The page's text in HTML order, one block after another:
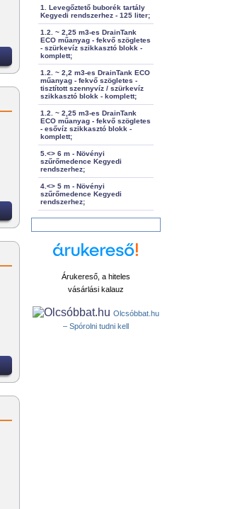
1. Levegőztető buborék tartály
Kegyedi rendszerhez - 125 liter;
1.2. ~ 2,25 m3-es DrainTank
ECO műanyag - fekvő szögletes
- szürkevíz szikkasztó blokk -
komplett;
1.2. ~ 2,2 m3-es DrainTank ECO
műanyag - fekvő szögletes -
tisztított szennyvíz / szürkevíz
szikkasztó blokk - komplett;
1.2. ~ 2,25 m3-es DrainTank
ECO műanyag - fekvő szögletes
- esővíz szikkasztó blokk -
komplett;
5.<> 6 m - Növényi
szűrőmedence Kegyedi
rendszerhez;
4.<> 5 m - Növényi
szűrőmedence Kegyedi
rendszerhez;
Árukereső, a hiteles
vásárlási kalauz
Olcsóbbat.hu
– Spórolni tudni kell